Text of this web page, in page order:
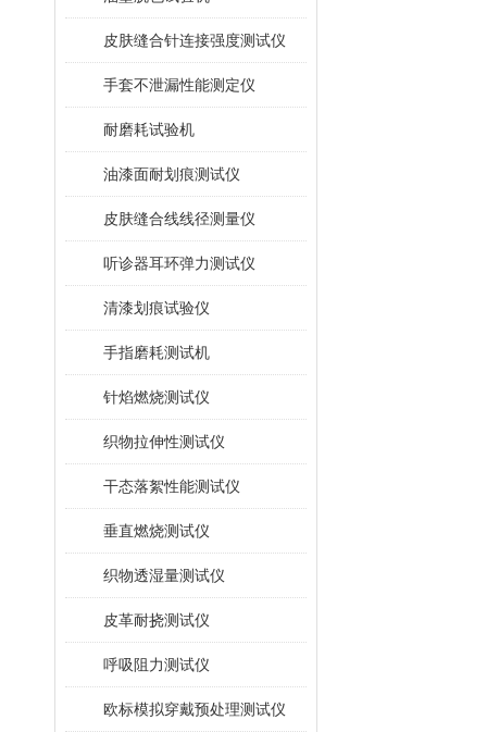
皮肤缝合针连接强度测试仪
手套不泄漏性能测定仪
耐磨耗试验机
油漆面耐划痕测试仪
皮肤缝合线线径测量仪
听诊器耳环弹力测试仪
清漆划痕试验仪
手指磨耗测试机
针焰燃烧测试仪
织物拉伸性测试仪
干态落絮性能测试仪
垂直燃烧测试仪
织物透湿量测试仪
皮革耐挠测试仪
呼吸阻力测试仪
欧标模拟穿戴预处理测试仪